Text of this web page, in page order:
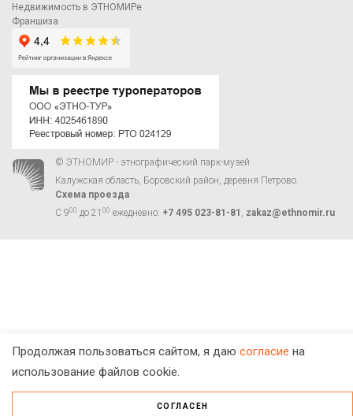
Недвижимость в ЭТНОМИРе
Франшиза
© ЭТНОМИР - этнографический парк-музей
Калужская область, Боровский район, деревня Петрово.
Схема проезда
С 900 до 21 00 ежедневно: +7 495 023-81-81 , zakaz@ethnomir.ru
Продолжая пользоваться сайтом, я даю согласие на
использование файлов cookie.
СОГЛАСЕН